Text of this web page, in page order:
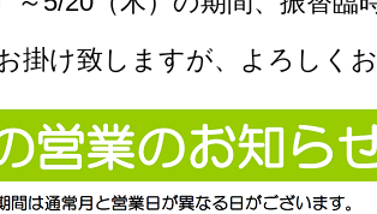
掛け致しますが、よろしく